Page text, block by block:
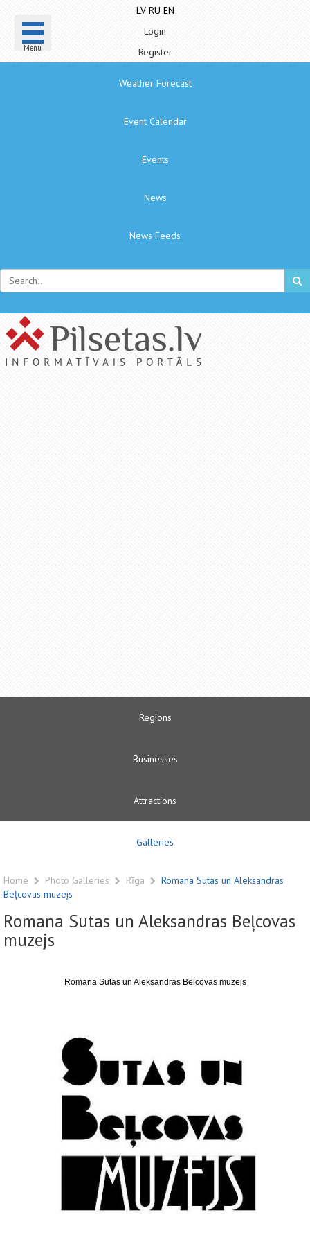
Menu
LV RU EN
Login
Register
Weather Forecast
Event Calendar
Events
News
News Feeds
Regions
Businesses
Attractions
Galleries
Home Photo Galleries Rīga
Romana Sutas un Aleksandras
Beļcovas muzejs
Romana Sutas un Aleksandras Beļcovas
muzejs
Romana Sutas un Aleksandras Beļcovas muzejs